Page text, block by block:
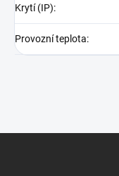
Krytí (IP):
Provozní teplota: